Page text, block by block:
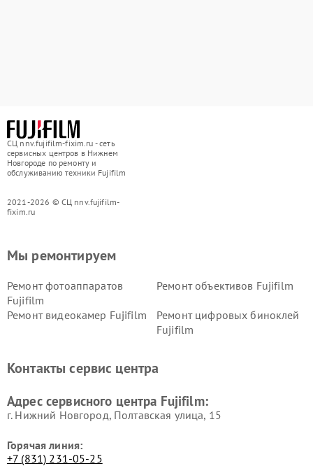
СЦ nnv.fujifilm-fixim.ru - сеть
сервисных центров в Нижнем
Новгороде по ремонту и
обслуживанию техники Fujifilm
2021-2026 © СЦ nnv.fujifilm-
fixim.ru
Мы ремонтируем
Ремонт фотоаппаратов
Fujifilm
Ремонт объективов Fujifilm
Ремонт видеокамер Fujifilm
Ремонт цифровых биноклей
Fujifilm
Контакты сервис центра
Адрес сервисного центра Fujifilm:
г. Нижний Новгород, Полтавская улица, 15
Горячая линия:
+7 (831) 231-05-25